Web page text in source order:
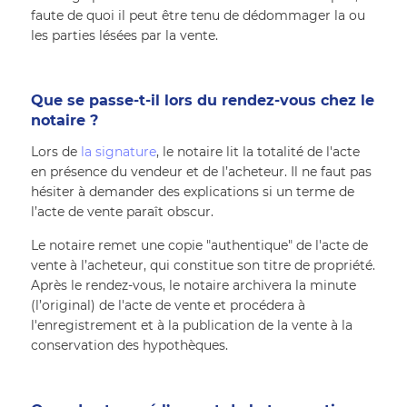
faute de quoi il peut être tenu de dédommager la ou
les parties lésées par la vente.
Que se passe-t-il lors du rendez-vous chez le
notaire ?
Lors de la signature, le notaire lit la totalité de l'acte
en présence du vendeur et de l’acheteur. Il ne faut pas
hésiter à demander des explications si un terme de
l’acte de vente paraît obscur.
Le notaire remet une copie "authentique" de l'acte de
vente à l’acheteur, qui constitue son titre de propriété.
Après le rendez-vous, le notaire archivera la minute
(l’original) de l'acte de vente et procédera à
l'enregistrement et à la publication de la vente à la
conservation des hypothèques.